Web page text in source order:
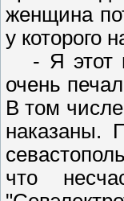
женщина
у которого
- Я этот
очень
В том
наказаны.
что